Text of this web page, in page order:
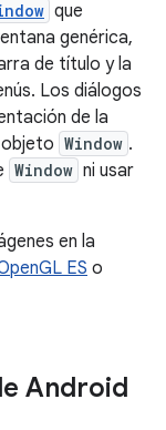
que
genérica,
de título y la
Los diálogos
de la
Window .
Window ni usar
en la
ES o
Android